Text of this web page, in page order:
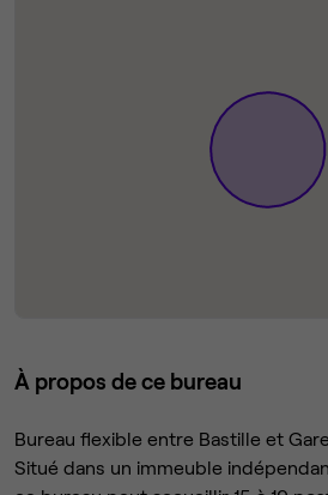
À propos de ce bureau
Bureau flexible entre Bastille et
Situé dans un immeuble